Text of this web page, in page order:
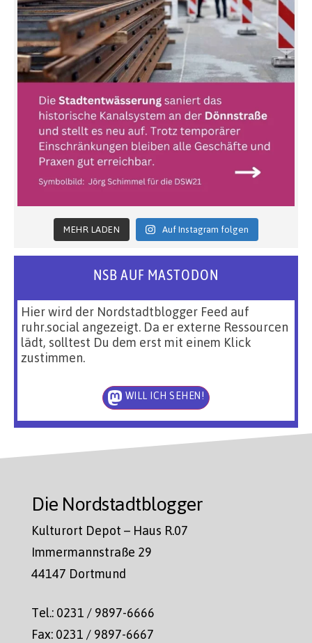
MEHR LADEN Auf Instagram folgen
NSB AUF MASTODON
Hier wird der Nordstadtblogger Feed auf
ruhr.social angezeigt. Da er externe Ressourcen
lädt, solltest Du dem erst mit einem Klick
zustimmen.
WILL ICH SEHEN!
Die Nordstadtblogger
Kulturort Depot – Haus R.07
Immermannstraße 29
44147 Dortmund
Tel.: 0231 / 9897-6666
Fax: 0231 / 9897-6667